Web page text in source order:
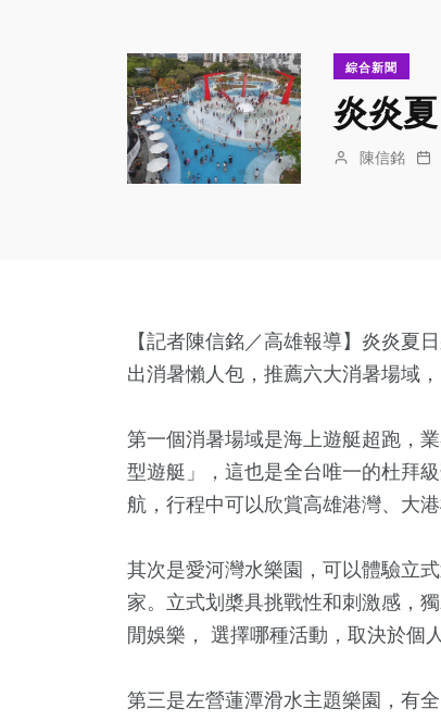
綜合新聞
炎炎
陳信銘
【記者陳信銘／高雄報導】炎炎夏
出消暑懶人包，推薦六大消暑場域
第一個消暑場域是海上遊艇超跑，
型遊艇」，這也是全台唯一的杜拜
航，行程中可以欣賞高雄港灣、大
其次是愛河灣水樂園，可以體驗立
家。立式划槳具挑戰性和刺激感，
閒娛樂， 選擇哪種活動，取決於個
第三是左營蓮潭滑水主題樂園，有